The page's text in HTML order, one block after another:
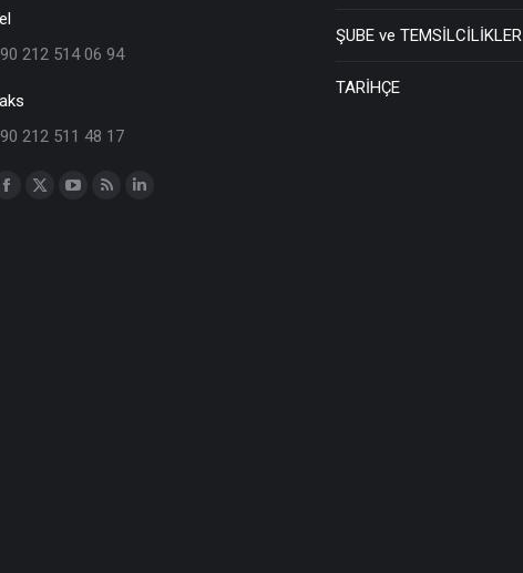
212 514 06 94
212 511 48 17
Find us on:
ŞUBE ve TEMSİLCİLİKLER
TARİHÇE